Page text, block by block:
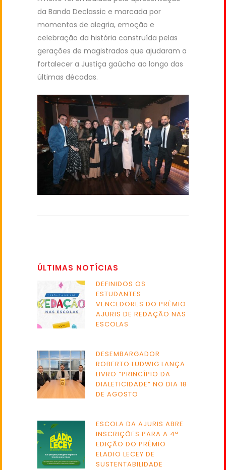
da Banda Declassic e marcada por
momentos de alegria, emoção e
celebração da história construída pelas
gerações de magistrados que ajudaram a
fortalecer a Justiça gaúcha ao longo das
últimas décadas.
ÚLTIMAS NOTÍCIAS
DEFINIDOS OS
ESTUDANTES
VENCEDORES DO PRÊMIO
AJURIS DE REDAÇÃO NAS
ESCOLAS
DESEMBARGADOR
ROBERTO LUDWIG LANÇA
LIVRO “PRINCÍPIO DA
DIALETICIDADE” NO DIA 18
DE AGOSTO
ESCOLA DA AJURIS ABRE
INSCRIÇÕES PARA A 4ª
EDIÇÃO DO PRÊMIO
ELADIO LECEY DE
SUSTENTABILIDADE